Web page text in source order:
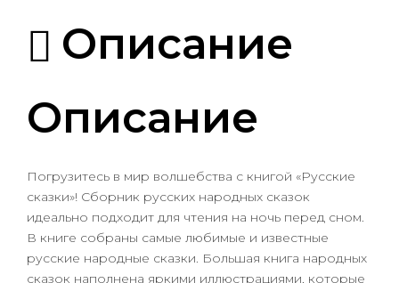
Описание
Описание
Погрузитесь в мир волшебства с книгой «Русские
сказки»! Сборник русских народных сказок
идеально подходит для чтения на ночь перед сном.
В книге собраны самые любимые и известные
русские народные сказки. Большая книга народных
сказок наполнена яркими иллюстрациями, которые